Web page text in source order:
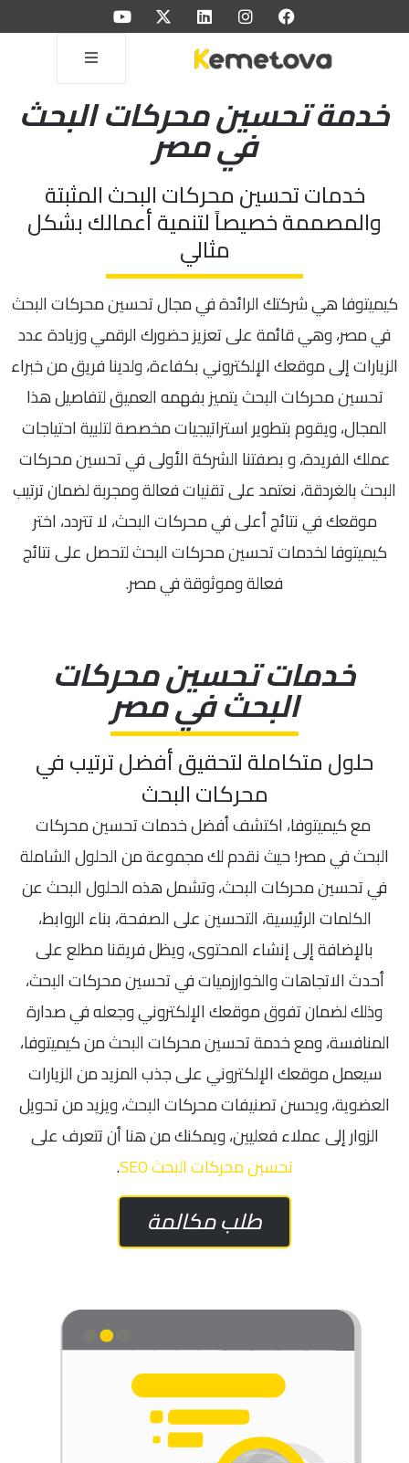
خدمة تحسين محركات البحث
في مصر
خدمات تحسين محركات البحث المثبتة
والمصممة خصيصاً لتنمية أعمالك بشكل
مثالي
كيميتوفا هي شركتك الرائدة في مجال تحسين محركات البحث
في مصر، وهي قائمة على تعزيز حضورك الرقمي وزيادة عدد
الزيارات إلى موقعك الإلكتروني بكفاءة، ولدينا فريق من خبراء
تحسين محركات البحث يتميز بفهمه العميق لتفاصيل هذا
المجال، ويقوم بتطوير استراتيجيات مخصصة لتلبية احتياجات
عملك الفريدة، و بصفتنا الشركة الأولى في تحسين محركات
البحث بالغردقة، نعتمد على تقنيات فعالة ومجربة لضمان ترتيب
موقعك في نتائج أعلى في محركات البحث، لا تتردد، اختر
كيميتوفا لخدمات تحسين محركات البحث لتحصل على نتائج
فعالة وموثوقة في مصر.
خدمات تحسين محركات
البحث في مصر
حلول متكاملة لتحقيق أفضل ترتيب في
محركات البحث
مع كيميتوفا، اكتشف أفضل خدمات تحسين محركات
البحث في مصر! حيث نقدم لك مجموعة من الحلول الشاملة
في تحسين محركات البحث، وتشمل هذه الحلول البحث عن
الكلمات الرئيسية، التحسين على الصفحة، بناء الروابط،
بالإضافة إلى إنشاء المحتوى، ويظل فريقنا مطلع على
أحدث الاتجاهات والخوارزميات في تحسين محركات البحث،
وذلك لضمان تفوق موقعك الإلكتروني وجعله في صدارة
المنافسة، ومع خدمة تحسين محركات البحث من كيميتوفا،
سيعمل موقعك الإلكتروني على جذب المزيد من الزيارات
العضوية، ويحسن تصنيفات محركات البحث، ويزيد من تحويل
الزوار إلى عملاء فعليين، ويمكنك من هنا أن تتعرف على
تحسين محركات البحث SEO
.
طلب مكالمة